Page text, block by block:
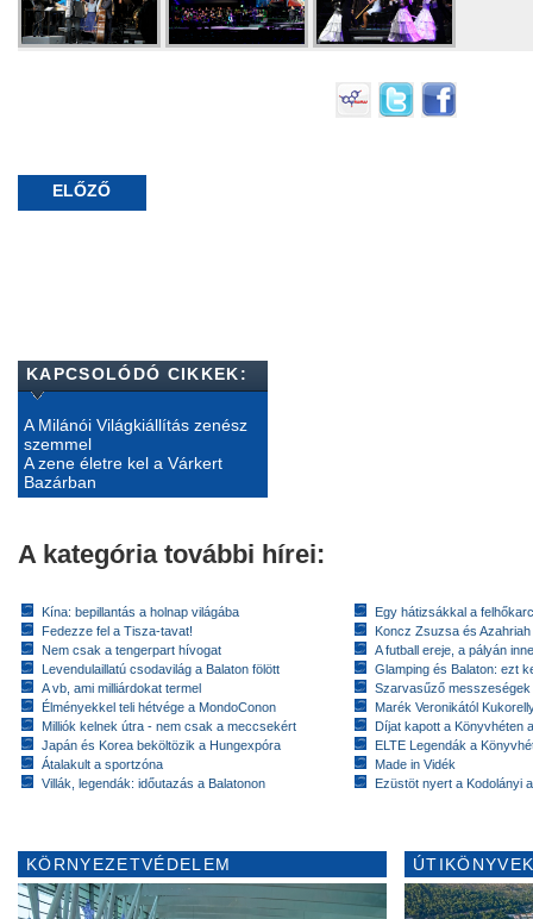
ELŐZŐ
KAPCSOLÓDÓ CIKKEK:
A Milánói Világkiállítás zenész
szemmel
A zene életre kel a Várkert
Bazárban
A kategória további hírei:
Kína: bepillantás a holnap világába
Fedezze fel a Tisza-tavat!
Nem csak a tengerpart hívogat
Levendulaillatú csodavilág a Balaton fölött
A vb, ami milliárdokat termel
Élményekkel teli hétvége a MondoConon
Milliók kelnek útra - nem csak a meccsekért
Japán és Korea beköltözik a Hungexpóra
Átalakult a sportzóna
Villák, legendák: időutazás a Balatonon
Egy hátizsákkal a
Koncz Zsuzsa és
A futball ereje, a pályán
Glamping és Balaton: ezt
Szarvasűző messzeségek
Marék Veronikától
Díjat kapott a Könyvhéten
ELTE Legendák a
Made in Vidék
Ezüstöt nyert a Kodolányi
KÖRNYEZETVÉDELEM